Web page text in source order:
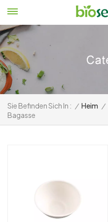
Sie Befinden Sich In : / Heim /
Bagasse